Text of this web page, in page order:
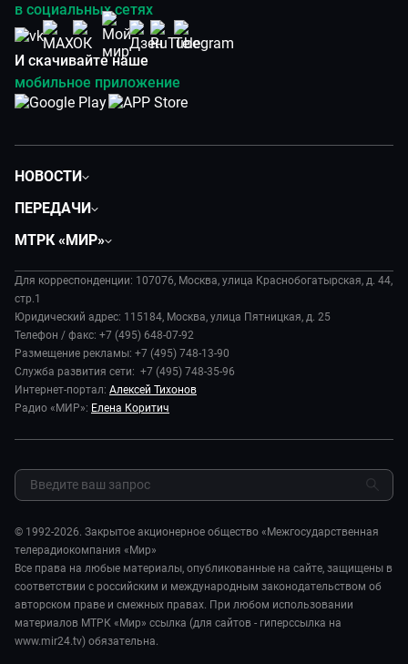
в социальных сетях
И скачивайте наше
мобильное приложение
НОВОСТИ
Экономика
Происшествия
В содружестве
В мире
Наука и технологии
Здоровье и медицина
Спорт
Шоу-бизнес
Стиль жизни
Сад и огород
ПЕРЕДАЧИ
Дела судебные
Диктор делает
Игра в кино
Игра в кино. Мультфильмы
Исторический детектив
Миллион за 5 минут
Мировое соглашение
Предварительный диагноз
Пять причин поехать в...
МТРК «МИР»
История
Руководство
Новости компании
Пресса о нас
Карьера
Реклама
Закупки и тендеры
Обратная связь
Для корреспонденции: 107076, Москва, улица Краснобогатырская, д. 44,
стр.1
Юридический адрес: 115184, Москва, улица Пятницкая, д. 25
Телефон / факс: +7 (495) 648-07-92
Размещение рекламы: +7 (495) 748-13-90
Служба развития сети: +7 (495) 748-35-96
Интернет-портал: Алексей Тихонов
Радио «МИР»: Елена Коритич
© 1992-2026. Закрытое акционерное общество «Межгосударственная
телерадиокомпания «Мир»
Все права на любые материалы, опубликованные на сайте, защищены в
соответствии с российским и международным законодательством об
авторском праве и смежных правах. При любом использовании
материалов МТРК «Мир» ссылка (для сайтов - гиперссылка на
www.mir24.tv) обязательна.